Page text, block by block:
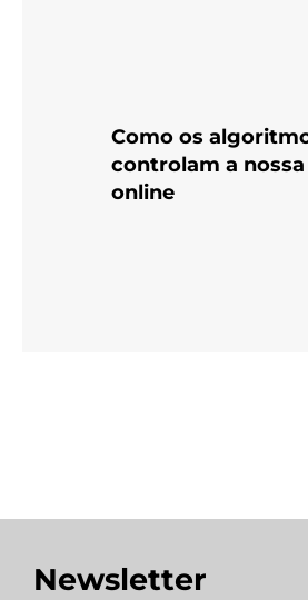
Como os
controlam a nossa
online
Newsletter